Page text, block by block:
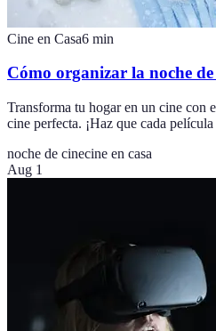
Cine en Casa6 min
Cómo organizar la noche de
Transforma tu hogar en un cine con
cine perfecta. ¡Haz que cada
noche de cinecine en casa
Aug 1